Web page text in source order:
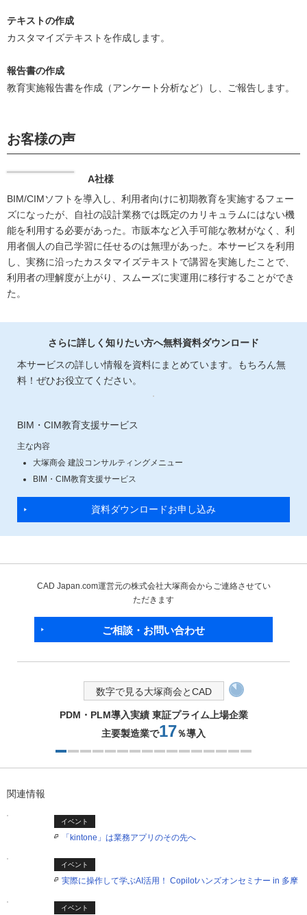
テキストの作成
カスタマイズテキストを作成します。
報告書の作成
教育実施報告書を作成（アンケート分析など）し、ご報告します。
お客様の声
A社様
BIM/CIMソフトを導入し、利用者向けに初期教育を実施するフェー
ズになったが、自社の設計業務では既定のカリキュラムにはない機
能を利用する必要があった。市販本など入手可能な教材がなく、利
用者個人の自己学習に任せるのは無理があった。本サービスを利用
し、実務に沿ったカスタマイズテキストで講習を実施したことで、
利用者の理解度が上がり、スムーズに実運用に移行することができ
た。
さらに詳しく知りたい方へ無料資料ダウンロード
本サービスの詳しい情報を資料にまとめています。もちろん無
料！ぜひお役立てください。
BIM・CIM教育支援サービス
主な内容
大塚商会 建設コンサルティングメニュー
BIM・CIM教育支援サービス
資料ダウンロードお申し込み
CAD Japan.com運営元の株式会社大塚商会からご連絡させてい
ただきます
ご相談・お問い合わせ
数字で見る大塚商会とCAD
PDM・PLM導入実績 東証プライム上場企業
主要製造業で17％導入
関連情報
イベント
「kintone」は業務アプリのその先へ
イベント
実際に操作して学ぶAI活用！ Copilotハンズオンセミナー in 多摩
イベント